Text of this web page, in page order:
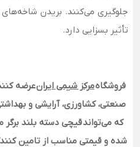
جلوگیری می‌کنند. بریدن
تأثیر بسزایی دارد.
فروشگاهمرکز شیمی ایرانعرضه
صنعتی، کشاورزی، آرایشی و
شده و قیمتی مناسب از تامین